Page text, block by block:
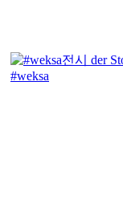
#weksa